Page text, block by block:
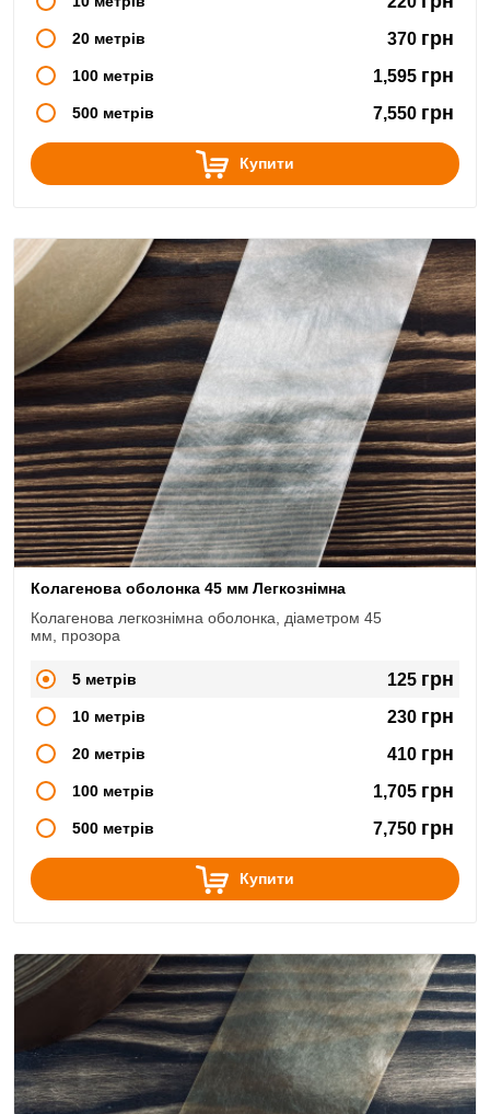
20 метрів 370 грн
100 метрів 1,595 грн
500 метрів 7,550 грн
Купити
Колагенова оболонка 45 мм Легкознімна
Колагенова легкознімна оболонка, діаметром 45
5 метрів 125 грн
10 метрів 230 грн
20 метрів 410 грн
100 метрів 1,705 грн
500 метрів 7,750 грн
Купити